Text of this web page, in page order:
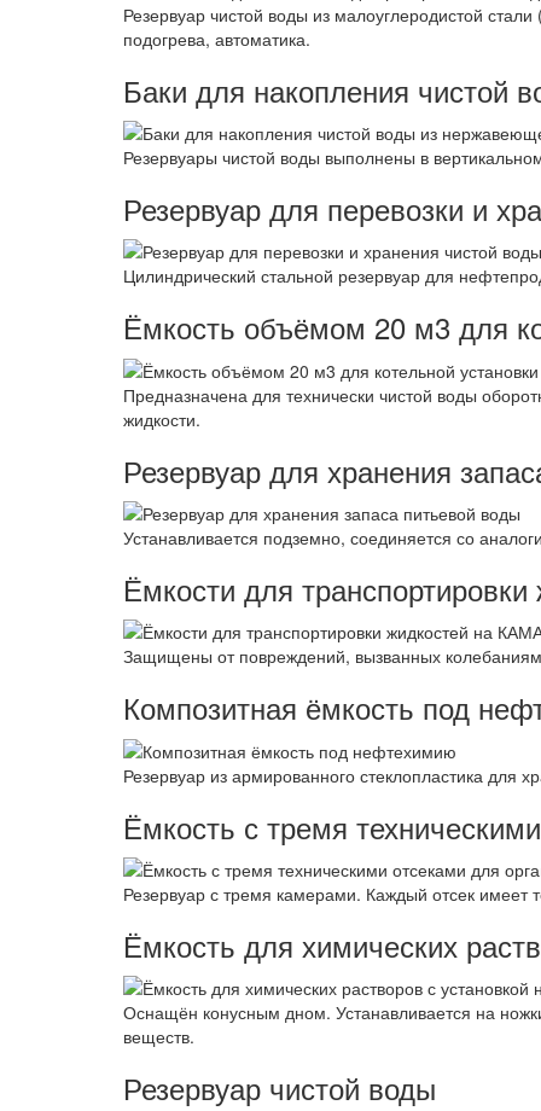
Резервуар чистой воды из малоуглеродистой
подогрева, автоматика.
Баки для накопления чистой
Резервуары чистой воды выполнены в
Резервуар для перевозки и
Цилиндрический стальной резервуар для
Ёмкость объёмом 20 м3 для
Предназначена для технически чистой воды
жидкости.
Резервуар для хранения
Устанавливается подземно, соединяется со
Ёмкости для
Защищены от повреждений, вызванных
Композитная ёмкость под
Резервуар из армированного стеклопластика для
Ёмкость с тремя
Резервуар с тремя камерами. Каждый отсек имеет
Ёмкость для химических
Оснащён конусным дном. Устанавливается на
веществ.
Резервуар чистой воды